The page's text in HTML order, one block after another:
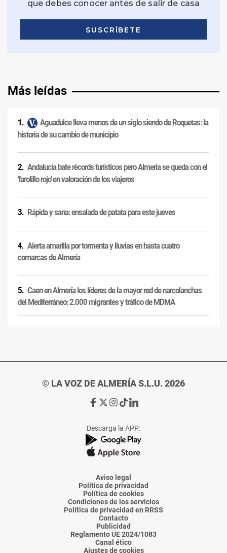
Más leídas
Aguadulce lleva menos de un siglo siendo de Roquetas: la
historia de su cambio de municipio
Andalucía bate récords turísticos pero Almería se queda con el
'farolillo rojo' en valoración de los viajeros
Rápida y sana: ensalada de patata para este jueves
Alerta amarilla por tormenta y lluvias en hasta cuatro
comarcas de Almería
Caen en Almería los líderes de la mayor red de narcolanchas
del Mediterráneo: 2.000 migrantes y tráfico de MDMA
© LA VOZ DE ALMERÍA S.L.U. 2026
Ir
de
La
Voz
Almería
Ir
de
La
Voz
Almería
Ir
de
La
Voz
Almería
Ir
de
La
Voz
Almería
Ir
de
La
Voz
Descarga la APP:
Aviso legal
Política de privacidad
Política de cookies
Condiciones de los servicios
Política de privacidad en RRSS
Contacto
Publicidad
Reglamento UE 2024/1083
Canal ético
Ajustes de cookies